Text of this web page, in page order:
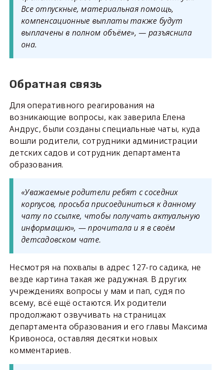
Все отпускные, материальная помощь,
компенсационные выплаты также будут
выплачены в полном объёме», — разъяснила
она.
Обратная связь
Для оперативного реагирования на
возникающие вопросы, как заверила Елена
Андрус, были созданы специальные чаты, куда
вошли родители, сотрудники администрации
детских садов и сотрудник департамента
образования.
«Уважаемые родители ребят с соседних
корпусов, просьба присоединиться к данному
чату по ссылке, чтобы получать актуальную
информацию», — прочитала и я в своём
детсадовском чате.
Несмотря на похвалы в адрес 127-го садика, не
везде картина такая же радужная. В других
учреждениях вопросы у мам и пап, судя по
всему, всё ещё остаются. Их родители
продолжают озвучивать на страницах
департамента образования и его главы Максима
Кривоноса, оставляя десятки новых
комментариев.